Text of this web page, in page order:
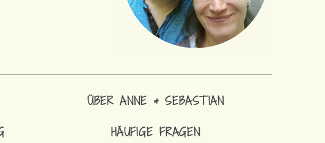
ÜBER ANNE & SEBASTIAN
HÄUFIGE FRAGEN